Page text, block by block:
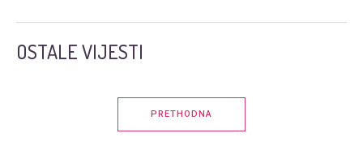
OSTALE VIJESTI
PRETHODNA